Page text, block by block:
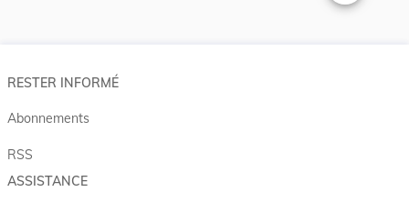
Changer la
RESTER INFORMÉ
Abonnements
RSS
ASSISTANCE